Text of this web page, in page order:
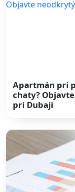
Apartmán pri
chaty?
pri Dubaji